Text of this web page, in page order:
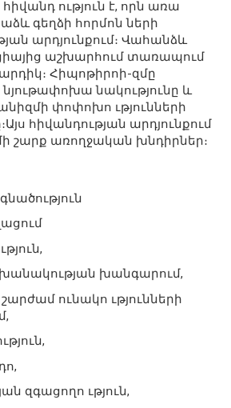
ություն է, որն առա
գեղձի հորմոն ների
արդյունքում։ Վահանձև
աշխարհում տառապում
Հիպոթիրոի-զմը
նակությունը և
փոփոխո ւթյունների
հիվանդության արդյունքում
շարք առողջական խնդիրներ։
խանգարում,
ունակո ւթյունների
զգացողո ւթյուն,